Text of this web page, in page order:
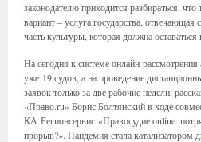
законодателю приходится разбираться,
вариант – услуга государства,
часть культуры, которая должна
На сегодня к системе онлайн-
уже 19 судов, а на проведение
заявок только за две рабочие недели,
«Право.ru» Борис Болтянский в ходе
КА Регионсервис «Правосудие online:
прорыв?». Пандемия стала катализатором